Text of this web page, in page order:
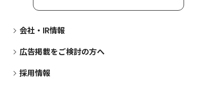
会社・IR情報
広告掲載をご検討の方へ
採用情報